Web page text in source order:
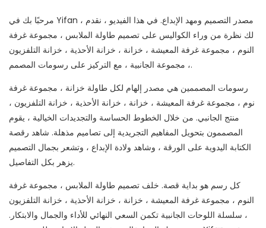
مرحبًا بك في Yifan ، مصدر التصميم ومهد الإبداع. في هذا الفيديو ، نقدم
لك نظرة من وراء الكواليس على تصميم طاولة الملابس ، مجموعة غرفة
النوم ، مجموعة غرفة المعيشة ، خزانة ، خزانة الأحذية ، خزانة التلفزيون
، مجموعة الجانبية ، مع التركيز على رسومات المصمم.
رسومات المصممين هي مصدر إلهام لكل طاولة خزانة ، مجموعة غرفة
نوم ، مجموعة غرفة المعيشة ، خزانة ، خزانة الأحذية ، خزانة التلفزيون ،
منتج الجانبي. من خلال الخطوط الحساسة والتجديدات الخيالية ، يقوم
المصممون بتحويل المفاهيم التجريدية إلى تصاميم مذهلة. شاهد رقصة
الكتابة اليدوية على الورقة ، وشاهد ولادة الإبداع ، وتشعر بجمال التصميم
يزهر بكل التفاصيل.
كل رسم هو بداية قصة. خلف تصميم طاولة الملابس ، مجموعة غرفة
النوم ، مجموعة غرفة المعيشة ، خزانة ، خزانة الأحذية ، خزانة التلفزيون
، سلسلة اللوحات الجانبية تكمن السعي النهائي للأداء والجمال والابتكار.